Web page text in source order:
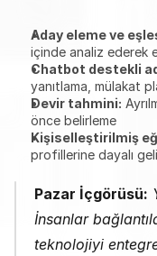
Aday eleme ve
içinde analiz ederek
Chatbot destekli
yanıtlama, mülakat
Devir tahmini:
önce belirleme
Kişiselleştirilmiş
profillerine dayalı
Pazar İçgörüsü:
İnsanlar
teknolojiyi